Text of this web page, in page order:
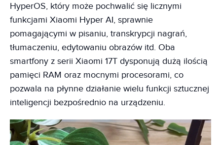
HyperOS, który może pochwalić się licznymi
funkcjami Xiaomi Hyper AI, sprawnie
pomagającymi w pisaniu, transkrypcji nagrań,
tłumaczeniu, edytowaniu obrazów itd. Oba
smartfony z serii Xiaomi 17T dysponują dużą ilością
pamięci RAM oraz mocnymi procesorami, co
pozwala na płynne działanie wielu funkcji sztucznej
inteligencji bezpośrednio na urządzeniu.